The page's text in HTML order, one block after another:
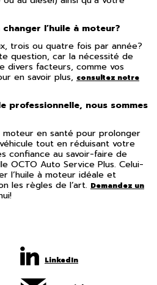
l’huile à moteur?
trois ou quatre fois par année?
question, car la nécessité de
divers facteurs, comme vos
en savoir plus, consultez notre
professionnelle, nous sommes
en santé pour prolonger
tout en réduisant votre
confiance au savoir-faire de
OCTO Auto Service Plus. Celui-
l’huile à moteur idéale et
les règles de l’art. Demandez un
LinkedIn